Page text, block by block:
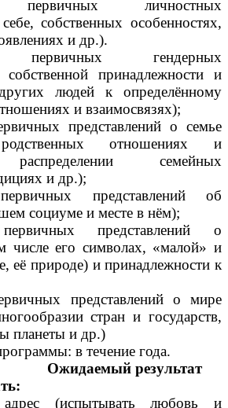
первичных личностных
собственных особенностях,
и др.).
первичных гендерных
собственной принадлежности и
людей к определённому
и взаимосвязях);
представлений о семье
отношениях и
распределении семейных
и др.);
представлений об
социуме и месте в нём);
представлений о
числе его символах, «малой» и
её природе) и принадлежности к
представлений о мире
стран и государств,
планеты и др.)
в течение года.
результат
(испытывать любовь и